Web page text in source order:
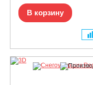
В корзину